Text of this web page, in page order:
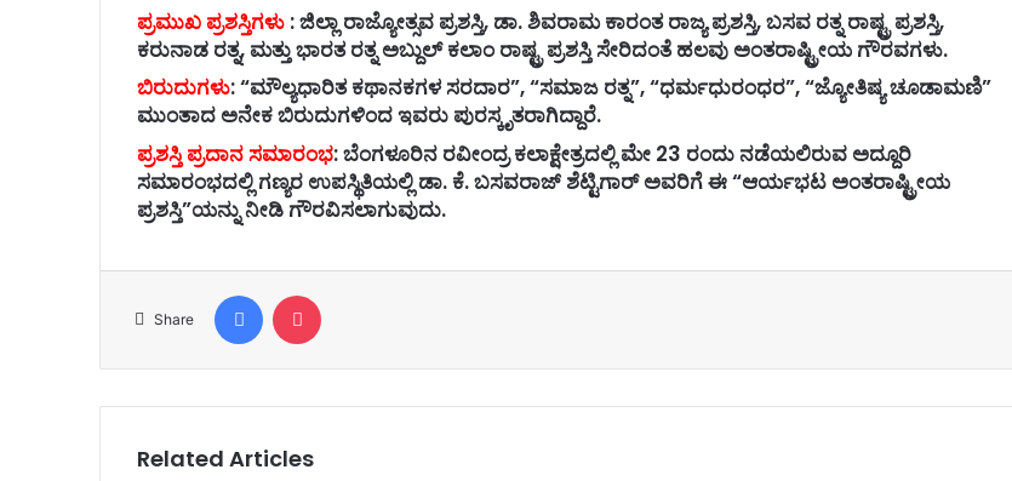
ಪ್ರಮುಖ ಪ್ರಶಸ್ತಿಗಳು : ಜಿಲ್ಲಾ ರಾಜ್ಯೋತ್ಸವ ಪ್ರಶಸ್ತಿ, ಡಾ. ಶಿವರಾಮ ಕಾರಂತ ರಾಜ್ಯ ಪ್ರಶಸ್ತಿ, ಬಸವ ರತ್ನ ರಾಷ್ಟ್ರ ಪ್ರಶಸ್ತಿ,
ಕರುನಾಡ ರತ್ನ, ಮತ್ತು ಭಾರತ ರತ್ನ ಅಬ್ದುಲ್ ಕಲಾಂ ರಾಷ್ಟ್ರ ಪ್ರಶಸ್ತಿ ಸೇರಿದಂತೆ ಹಲವು ಅಂತರಾಷ್ಟ್ರೀಯ ಗೌರವಗಳು.
ಬಿರುದುಗಳು: “ಮೌಲ್ಯಧಾರಿತ ಕಥಾನಕಗಳ ಸರದಾರ”, “ಸಮಾಜ ರತ್ನ”, “ಧರ್ಮಧುರಂಧರ”, “ಜ್ಯೋತಿಷ್ಯ ಚೂಡಾಮಣಿ”
ಮುಂತಾದ ಅನೇಕ ಬಿರುದುಗಳಿಂದ ಇವರು ಪುರಸ್ಕೃತರಾಗಿದ್ದಾರೆ.
ಪ್ರಶಸ್ತಿ ಪ್ರದಾನ ಸಮಾರಂಭ: ಬೆಂಗಳೂರಿನ ರವೀಂದ್ರ ಕಲಾಕ್ಷೇತ್ರದಲ್ಲಿ ಮೇ 23 ರಂದು ನಡೆಯಲಿರುವ ಅದ್ದೂರಿ
ಸಮಾರಂಭದಲ್ಲಿ ಗಣ್ಯರ ಉಪಸ್ಥಿತಿಯಲ್ಲಿ ಡಾ. ಕೆ. ಬಸವರಾಜ್ ಶೆಟ್ಟಿಗಾ‌ರ್ ಅವರಿಗೆ ಈ “ಆರ್ಯಭಟ ಅಂತರಾಷ್ಟ್ರೀಯ
ಪ್ರಶಸ್ತಿ”ಯನ್ನು ನೀಡಿ ಗೌರವಿಸಲಾಗುವುದು.
Share
Facebook
Related Articles